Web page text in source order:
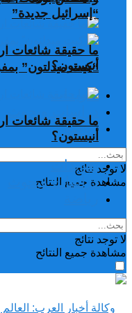
ما حقيقة شائعات
أنيستون؟
تغريدات
دراسات وبحوث
رياضة
لا توجد نتائج
مشاهدة جميع النتائح
“إسرائيل جديدة”
“كيت ميدلتون”
ما حقيقة شائعات
أنيستون؟
تغريدات
دراسات وبحوث
لا توجد نتائج
مشاهدة جميع النتائح